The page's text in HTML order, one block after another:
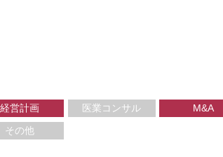
経営計画 医業コンサル
M&A
その他